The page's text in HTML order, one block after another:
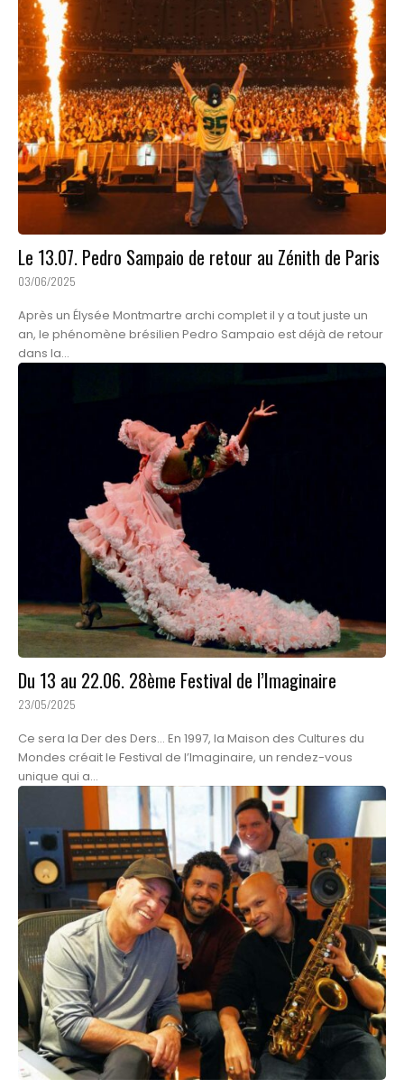
Le 13.07. Pedro Sampaio de retour au Zénith de Paris
03/06/2025
Après un Élysée Montmartre archi complet il y a tout juste un
an, le phénomène brésilien Pedro Sampaio est déjà de retour
dans la...
Du 13 au 22.06. 28ème Festival de l’Imaginaire
23/05/2025
Ce sera la Der des Ders... En 1997, la Maison des Cultures du
Mondes créait le Festival de l’Imaginaire, un rendez-vous
unique qui a...